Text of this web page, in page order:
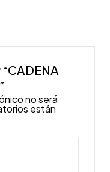
no será
están